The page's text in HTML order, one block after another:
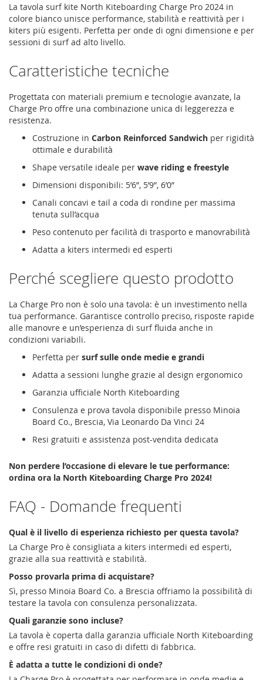
La tavola surf kite North Kiteboarding Charge Pro 2024 in
colore bianco unisce performance, stabilità e reattività per i
kiters più esigenti. Perfetta per onde di ogni dimensione e per
sessioni di surf ad alto livello.
Caratteristiche tecniche
Progettata con materiali premium e tecnologie avanzate, la
Charge Pro offre una combinazione unica di leggerezza e
resistenza.
Costruzione in Carbon Reinforced Sandwich per rigidità
ottimale e durabilità
Shape versatile ideale per wave riding e freestyle
Dimensioni disponibili: 5’6”, 5’9”, 6’0”
Canali concavi e tail a coda di rondine per massima
tenuta sull’acqua
Peso contenuto per facilità di trasporto e manovrabilità
Adatta a kiters intermedi ed esperti
Perché scegliere questo prodotto
La Charge Pro non è solo una tavola: è un investimento nella
tua performance. Garantisce controllo preciso, risposte rapide
alle manovre e un’esperienza di surf fluida anche in
condizioni variabili.
Perfetta per surf sulle onde medie e grandi
Adatta a sessioni lunghe grazie al design ergonomico
Garanzia ufficiale North Kiteboarding
Consulenza e prova tavola disponibile presso Minoia
Board Co., Brescia, Via Leonardo Da Vinci 24
Resi gratuiti e assistenza post-vendita dedicata
Non perdere l’occasione di elevare le tue performance:
ordina ora la North Kiteboarding Charge Pro 2024!
FAQ - Domande frequenti
Qual è il livello di esperienza richiesto per questa tavola?
La Charge Pro è consigliata a kiters intermedi ed esperti,
grazie alla sua reattività e stabilità.
Posso provarla prima di acquistare?
Sì, presso Minoia Board Co. a Brescia offriamo la possibilità di
testare la tavola con consulenza personalizzata.
Quali garanzie sono incluse?
La tavola è coperta dalla garanzia ufficiale North Kiteboarding
e offre resi gratuiti in caso di difetti di fabbrica.
È adatta a tutte le condizioni di onde?